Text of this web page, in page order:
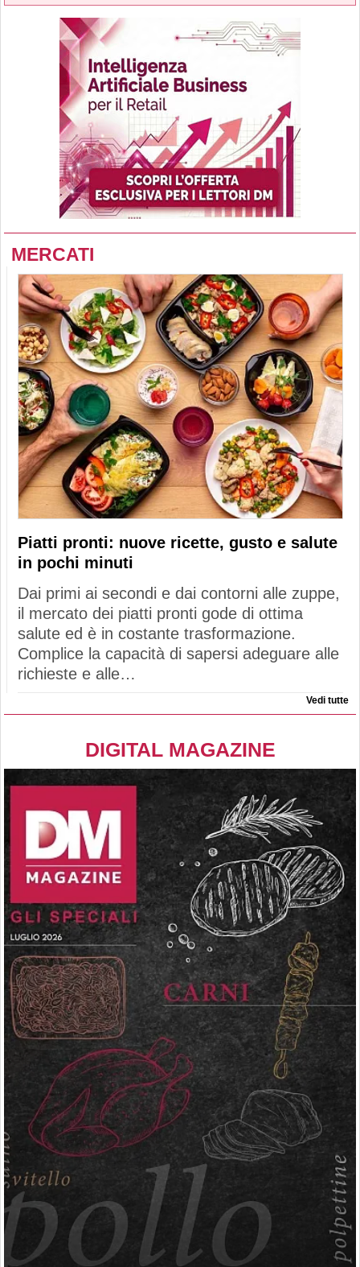
MERCATI
Piatti pronti: nuove ricette, gusto e salute
in pochi minuti
Dai primi ai secondi e dai contorni alle zuppe,
il mercato dei piatti pronti gode di ottima
salute ed è in costante trasformazione.
Complice la capacità di sapersi adeguare alle
richieste e alle…
Vedi tutte
DIGITAL MAGAZINE